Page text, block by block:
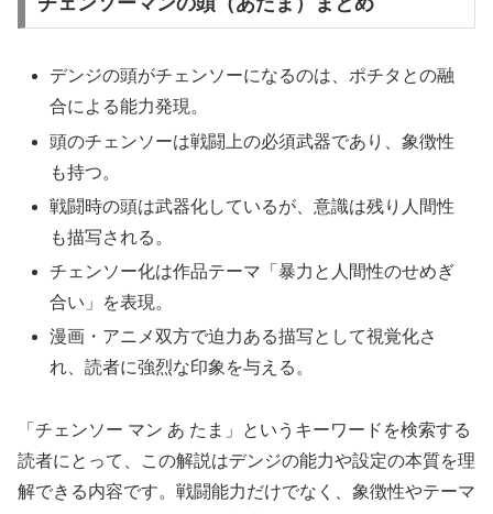
デンジの頭がチェンソーになるのは、ポチタとの融
合による能力発現。
頭のチェンソーは戦闘上の必須武器であり、象徴性
も持つ。
戦闘時の頭は武器化しているが、意識は残り人間性
も描写される。
チェンソー化は作品テーマ「暴力と人間性のせめぎ
合い」を表現。
漫画・アニメ双方で迫力ある描写として視覚化さ
れ、読者に強烈な印象を与える。
「チェンソー マン あ たま」というキーワードを検索する
読者にとって、この解説はデンジの能力や設定の本質を理
解できる内容です。戦闘能力だけでなく、象徴性やテーマ